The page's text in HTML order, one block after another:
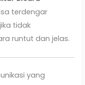
terdengar
tidak
runtut dan jelas.
yang